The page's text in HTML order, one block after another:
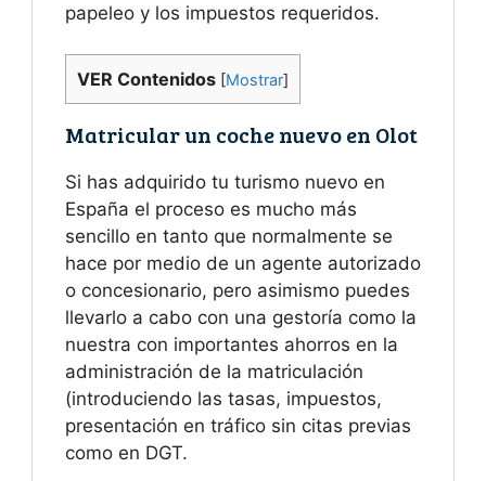
papeleo y los impuestos requeridos.
VER Contenidos [Mostrar]
Matricular un coche nuevo en Olot
Si has adquirido tu turismo nuevo en
España el proceso es mucho más
sencillo en tanto que normalmente se
hace por medio de un agente autorizado
o concesionario, pero asimismo puedes
llevarlo a cabo con una gestoría como la
nuestra con importantes ahorros en la
administración de la matriculación
(introduciendo las tasas, impuestos,
presentación en tráfico sin citas previas
como en DGT.